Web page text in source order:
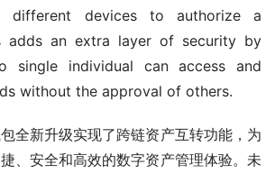
different devices to authorize a
adds an extra layer of security by
single individual can access and
without the approval of others.
全新升级实现了跨链资产互转功能，为
、安全和高效的数字资产管理体验。未